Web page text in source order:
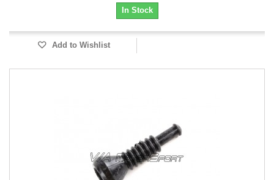
In Stock
Add to Wishlist